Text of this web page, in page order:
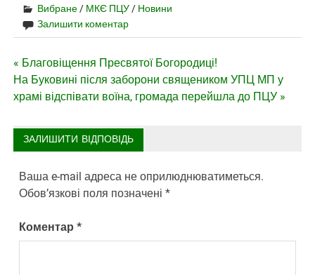
Вибране/ МКЄ ПЦУ/ Новини
Залишити коментар
Навігація
записів
« Благовіщення Пресвятої Богородиці!
На Буковині після заборони священиком УПЦ МП у
храмі відспівати воїна, громада перейшла до ПЦУ »
ЗАЛИШИТИ ВІДПОВІДЬ
Ваша e-mail адреса не оприлюднюватиметься.
Обов’язкові поля позначені*
Коментар*